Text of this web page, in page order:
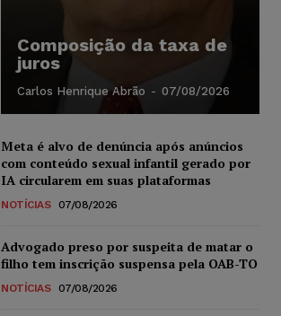
Composição da taxa de
juros
Carlos Henrique Abrão - 07/08/2026
Meta é alvo de denúncia após anúncios
com conteúdo sexual infantil gerado por
IA circularem em suas plataformas
NOTÍCIAS 07/08/2026
Advogado preso por suspeita de matar o
filho tem inscrição suspensa pela OAB-TO
NOTÍCIAS 07/08/2026